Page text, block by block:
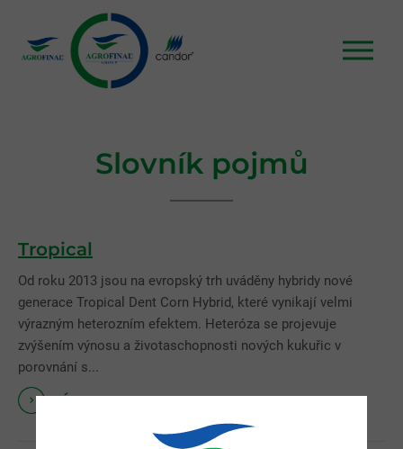
Slovník pojmů
Tropical
Od roku 2013 jsou na evropský trh uváděny hybridy nové
generace Tropical Dent Corn Hybrid, které vynikají velmi
výrazným heterozním efektem. Heteróza se projevuje
zvýšením výnosu a životaschopnosti nových kukuřic v
porovnání s...
více